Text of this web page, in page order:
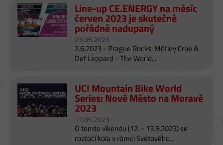
Line-up CE.ENERGY na měsíc
červen 2023 je skutečně
pořádně nadupaný
23.05.2023
2.6.2023 - Prague Rocks: Mötley Crüe &
Def Leppard - The World...
UCI Mountain Bike World
Series: Nové Město na Moravě
2023
11.05.2023
O tomto víkendu (12. - 13.5.2023) se
roztočí kola v rámci Světového...